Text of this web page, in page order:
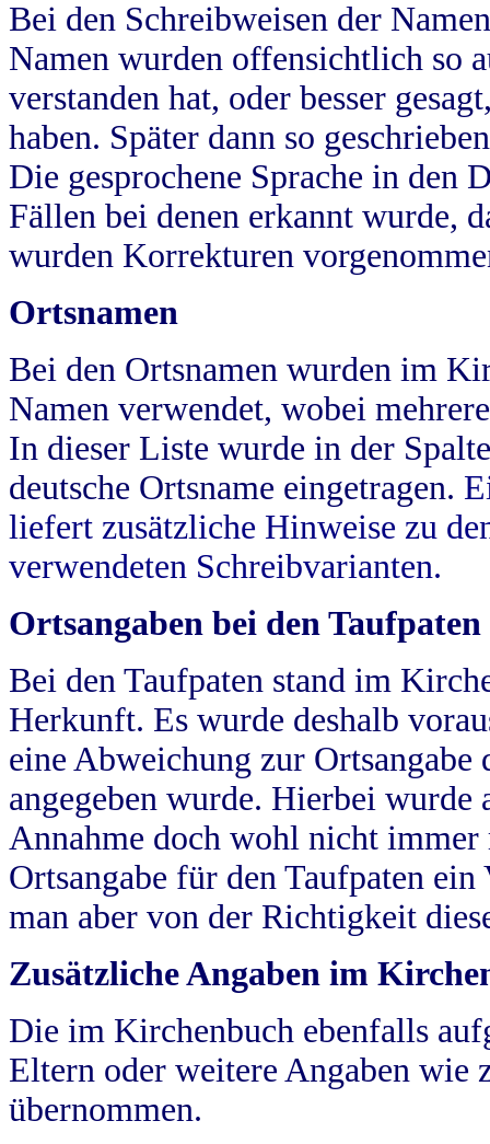
Bei den Schreibweisen der
Namen wurden offensichtlich so
verstanden hat, oder besser
haben. Später dann so
Die gesprochene Sprache in
Fällen bei denen erkannt wurde,
wurden Korrekturen
Ortsnamen
Bei den Ortsnamen wurden im
Namen verwendet, wobei
In dieser Liste wurde in der
deutsche Ortsname eingetragen.
liefert zusätzliche Hinweise zu
verwendeten Schreibvarianten.
Ortsangaben bei den Taufpaten
Bei den Taufpaten stand im
Herkunft. Es wurde deshalb
eine Abweichung zur
angegeben wurde. Hierbei wurde
Annahme doch wohl nicht
Ortsangabe für den Taufpaten
man aber von der Richtigkeit
Zusätzliche Angaben im
Die im Kirchenbuch ebenfalls
Eltern oder weitere Angaben wie
übernommen.